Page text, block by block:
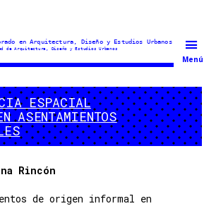
Menú
ESPACIAL
ASENTAMIENTOS
Rincón
de origen informal en